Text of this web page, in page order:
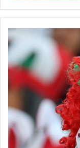
کنید
فوتبال زنان